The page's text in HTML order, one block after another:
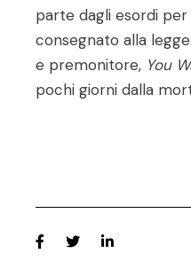
parte dagli esordi
consegnato alla
e premonitore, You
pochi giorni dalla